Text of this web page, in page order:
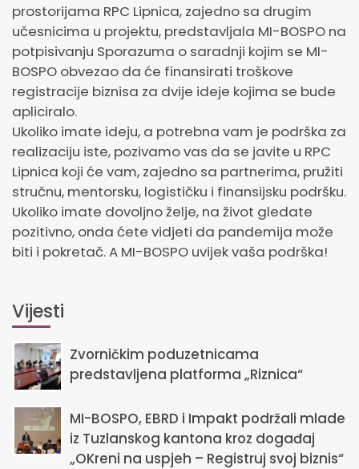
prostorijama RPC Lipnica, zajedno sa drugim
učesnicima u projektu, predstavljala MI-BOSPO na
potpisivanju Sporazuma o saradnji kojim se MI-
BOSPO obvezao da će finansirati troškove
registracije biznisa za dvije ideje kojima se bude
apliciralo.
Ukoliko imate ideju, a potrebna vam je podrška za
realizaciju iste, pozivamo vas da se javite u RPC
Lipnica koji će vam, zajedno sa partnerima, pružiti
stručnu, mentorsku, logističku i finansijsku podršku.
Ukoliko imate dovoljno želje, na život gledate
pozitivno, onda ćete vidjeti da pandemija može
biti i pokretač. A MI-BOSPO uvijek vaša podrška!
Vijesti
Zvorničkim poduzetnicama
predstavljena platforma „Riznica“
MI-BOSPO, EBRD i Impakt podržali mlade
iz Tuzlanskog kantona kroz događaj
„OKreni na uspjeh – Registruj svoj biznis“